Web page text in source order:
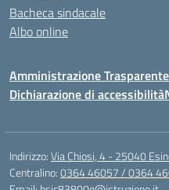
Bacheca sindacale
Albo online
Amministrazione Trasparente
Dichiarazione di accessibilità
Indirizzo:Via Chiosi, 4 - 25040
Centralino:0364 46057 / 0364